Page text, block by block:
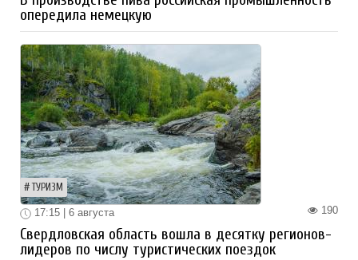
опередила немецкую
ТУРИЗМ
190
17:15 | 6 августа
Свердловская область вошла в десятку регионов-
лидеров по числу туристических поездок